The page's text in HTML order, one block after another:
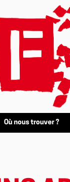
Où nous trouver ?